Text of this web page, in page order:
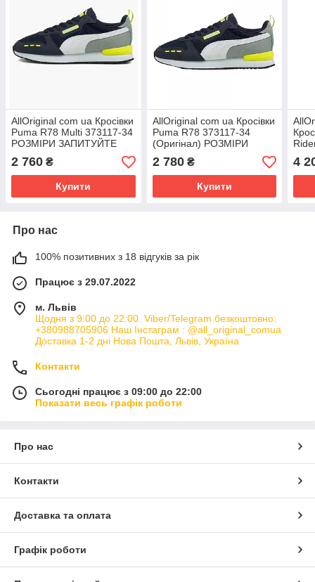
AllOriginal com ua Кросівки
Puma R78 Multi 373117-34
РОЗМІРИ ЗАПИТУЙТЕ
2 760 ₴
Купити
AllOriginal com ua Кросівки
Puma R78 373117-34
(Оригінал) РОЗМІРИ
ЗАПИТУЙТЕ
2 780₴
Купити
4
Про нас
100% позитивних з 18 відгуків за рік
Працює з 29.07.2022
м. Львів
Щодня з 9:00 до 22:00. Viber/Telegram безкоштовно:
+380988705906 Наш Інстаграм : @all_original_comua
Доставка 1-2 дні Нова Пошта, Львів, Україна
Контакти
Сьогодні працює з 09:00 до 22:00
Показати весь графік роботи
Про нас
Контакти
Доставка та оплата
Графік роботи